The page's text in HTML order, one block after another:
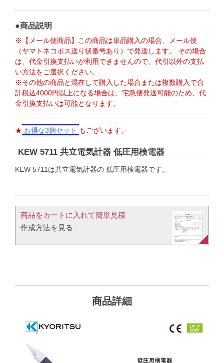
●商品説明
※【メール便商品】この商品は単品購入の場合、メール便
（ヤマトネコポス送り状番号あり）で発送します。 その場合
は、代金引換支払いが利用できませんので、代引以外の支払
い方法をご選択ください。
※その他の商品と混在して購入した場合または複数購入で合
計税込4000円以上になる場合は、宅急便発送可能のため、代
金引換支払いは可能となります。
★ お得な3個セット もございます。
KEW 5711 共立電気計器 低圧用検電器
KEW 5711は共立電気計器の 低圧用検電器です。
商品をカートに入れて簡単見積​
作成方法を見る​​
商品詳細